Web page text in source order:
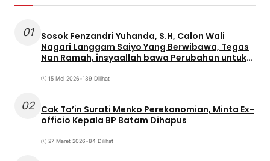
01
Sosok Fenzandri Yuhanda, S.H, Calon Wali
Nagari Langgam Saiyo Yang Berwibawa, Tegas
Nan Ramah, insyaallah bawa Perubahan untuk
15 Mei 2026•139 Dilihat
02 Cak Ta’in Surati Menko Perekonomian, Minta Ex-
officio Kepala BP Batam Dihapus
27 Maret 2026•84 Dilihat